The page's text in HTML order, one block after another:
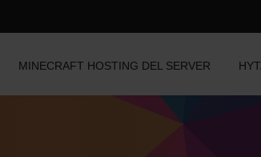
MINECRAFT HOSTING DEL SERVER